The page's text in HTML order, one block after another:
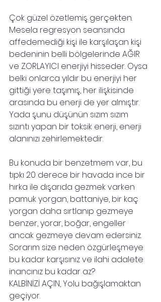
Çok güzel özetlemiş gerçekten.
Mesela regresyon seansında
affedemediği kişi ile karşılaşan kişi
bedeninin belli bölgelerinde AĞIR
ve ZORLAYICI enerjiyi hisseder. Oysa
belki onlarca yıldır bu enerjiyi her
gittiği yere taşımış, her ilişkisinde
arasında bu enerji de yer almıştır.
Yada şunu düşünün sızım sızım
sızıntı yapan bir toksik enerji, enerji
alanınızı zehirlemektedir.
Bu konuda bir benzetmem var, bu
tıpkı 20 derece bir havada ince bir
hırka ile dışarıda gezmek varken
pamuk yorgan, battaniye, bir kaç
yorgan daha sırtlanıp gezmeye
benzer, yorar, boğar, engeller
ancak gezmeye devam edersiniz.
Sorarım size neden özgürleşmeye
bu kadar karşısınız ve ilahi adalete
inancınız bu kadar az?
KALBİNİZİ AÇIN, Yolu bağışlamaktan
geçiyor.